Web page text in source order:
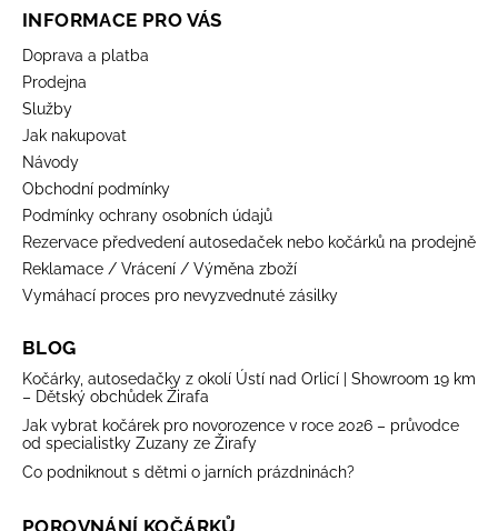
INFORMACE PRO VÁS
Doprava a platba
Prodejna
Služby
Jak nakupovat
Návody
Obchodní podmínky
Podmínky ochrany osobních údajů
Rezervace předvedení autosedaček nebo kočárků na prodejně
Reklamace / Vrácení / Výměna zboží
Vymáhací proces pro nevyzvednuté zásilky
BLOG
Kočárky, autosedačky z okolí Ústí nad Orlicí | Showroom 19 km
– Dětský obchůdek Žirafa
Jak vybrat kočárek pro novorozence v roce 2026 – průvodce
od specialistky Zuzany ze Žirafy
Co podniknout s dětmi o jarních prázdninách?
POROVNÁNÍ KOČÁRKŮ